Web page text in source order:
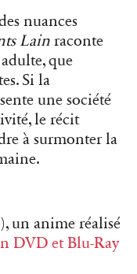
nuances
Lain raconte
que
Si la
une société
le récit
à surmonter la
un anime réalisé
DVD et Blu-Ray